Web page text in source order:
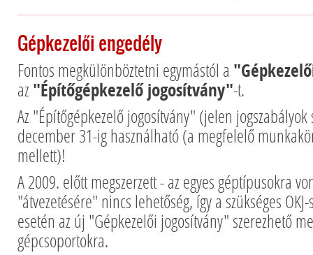
Gépkezelői engedély
Fontos megkülönböztetni egymástól a
az "Építőgépkezelő jogosítvány"-t.
Az "Építőgépkezelő jogosítvány" (jelen
december 31-ig használható (a megfelelő
mellett)!
A 2009. előtt megszerzett - az egyes géptípusokra
"átvezetésére" nincs lehetőség, így a szükséges
esetén az új "Gépkezelői jogosítvány" szerezhető
gépcsoportokra.